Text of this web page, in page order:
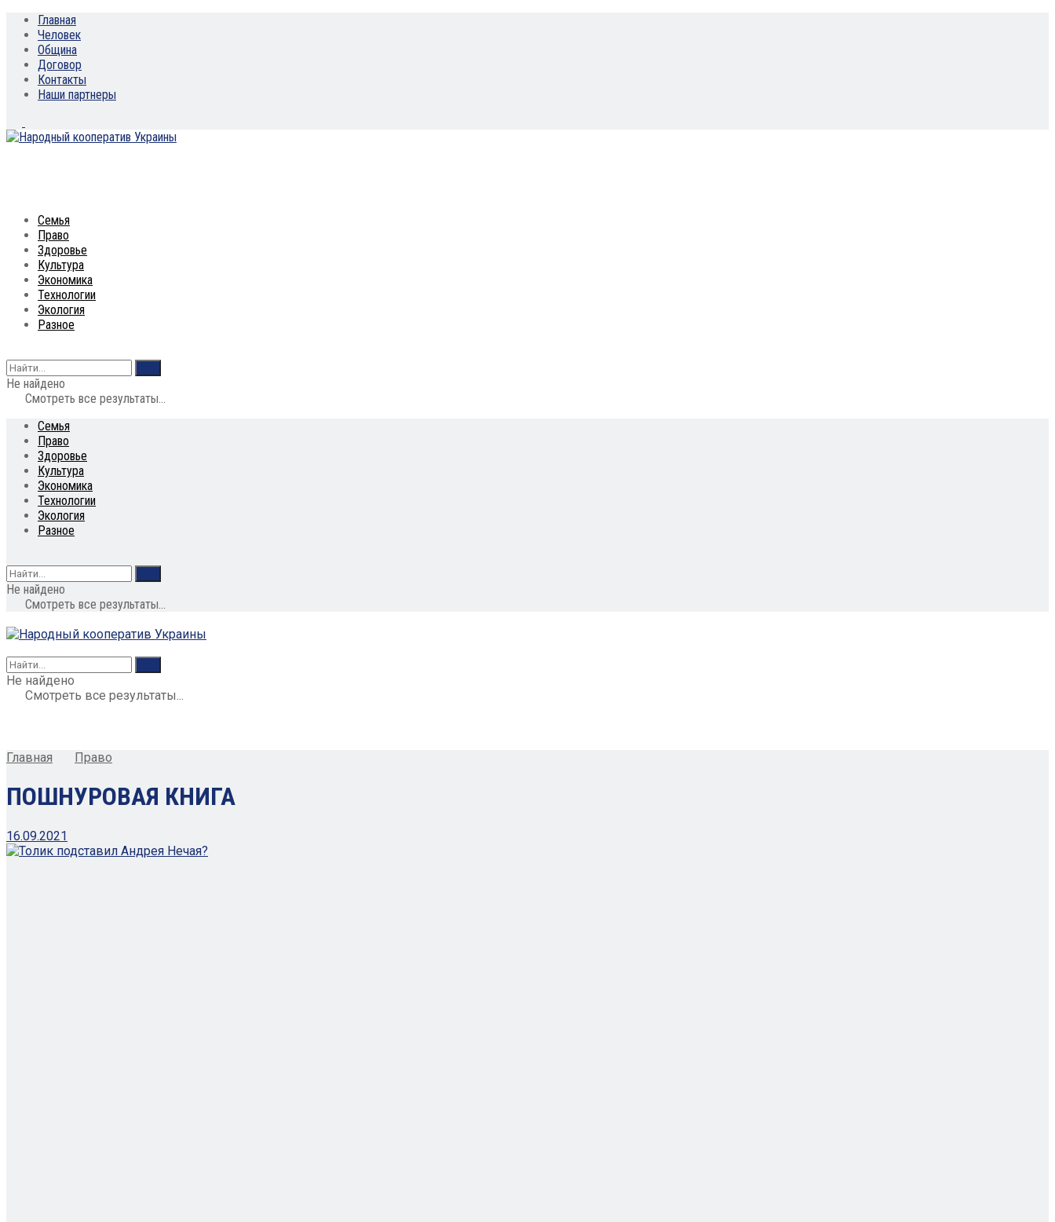
Главная
Человек
Община
Договор
Контакты
Наши партнеры
Семья
Право
Здоровье
Культура
Экономика
Технологии
Экология
Разное
Не найдено
Смотреть все результаты...
Семья
Право
Здоровье
Культура
Экономика
Технологии
Экология
Разное
Не найдено
Смотреть все результаты...
Не найдено
Смотреть все результаты...
Главная Право
ПОШНУРОВАЯ КНИГА
16.09.2021